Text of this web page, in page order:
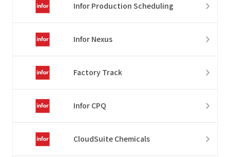
Infor Production Scheduling
Infor Nexus
Factory Track
Infor CPQ
CloudSuite Chemicals